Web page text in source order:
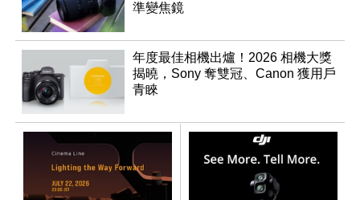
準變焦鏡
年度最佳相機出爐！2026 相機大獎
揭曉，Sony 奪雙冠、Canon 獲用戶
青睞